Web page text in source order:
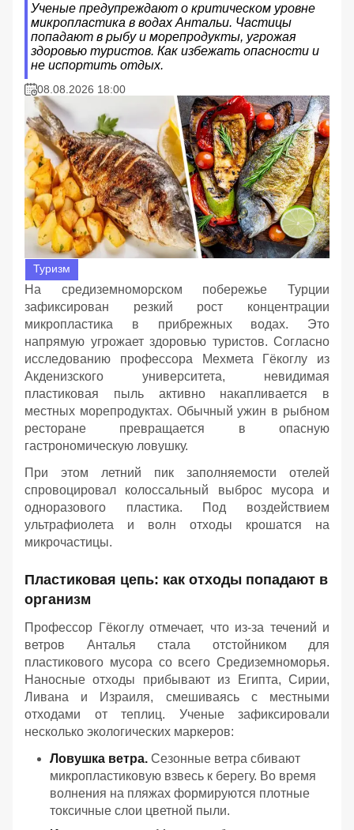
Ученые предупреждают о критическом уровне
микропластика в водах Антальи. Частицы
попадают в рыбу и морепродукты, угрожая
здоровью туристов. Как избежать опасности и
не испортить отдых.
08.08.2026 18:00
Туризм
На средиземноморском побережье Турции
зафиксирован резкий рост концентрации
микропластика в прибрежных водах. Это
напрямую угрожает здоровью туристов. Согласно
исследованию профессора Мехмета Гёкоглу из
Акденизского университета, невидимая
пластиковая пыль активно накапливается в
местных морепродуктах. Обычный ужин в рыбном
ресторане превращается в опасную
гастрономическую ловушку.
При этом летний пик заполняемости отелей
спровоцировал колоссальный выброс мусора и
одноразового пластика. Под воздействием
ультрафиолета и волн отходы крошатся на
микрочастицы.
Пластиковая цепь: как отходы попадают в
организм
Профессор Гёкоглу отмечает, что из-за течений и
ветров Анталья стала отстойником для
пластикового мусора со всего Средиземноморья.
Наносные отходы прибывают из Египта, Сирии,
Ливана и Израиля, смешиваясь с местными
отходами от теплиц. Ученые зафиксировали
несколько экологических маркеров:
Ловушка ветра. Сезонные ветра сбивают
микропластиковую взвесь к берегу. Во время
волнения на пляжах формируются плотные
токсичные слои цветной пыли.